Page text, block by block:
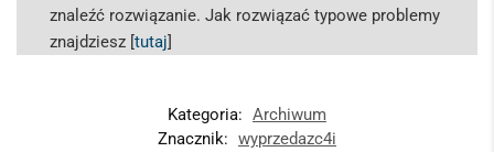
znaleźć rozwiązanie. Jak rozwiązać typowe problemy
znajdziesz [tutaj]
Kategoria: Archiwum
Znacznik: wyprzedazc4i